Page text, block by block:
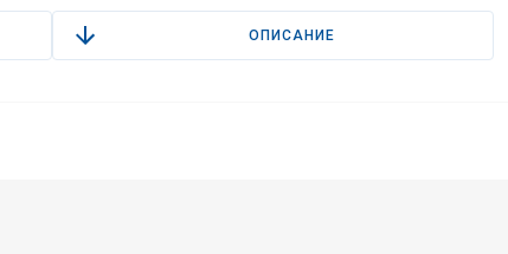
ОПИСАНИЕ